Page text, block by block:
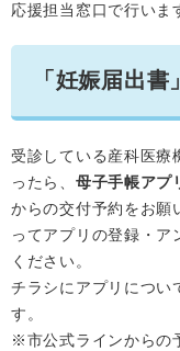
応援担当窓口で行いま
「妊娠届出
受診している産科医療
ったら、 母子手帳アプ
からの交付予約をお願
ってアプリの登録・ア
ください。
チラシにアプリについ
す。
※市公式ラインからの